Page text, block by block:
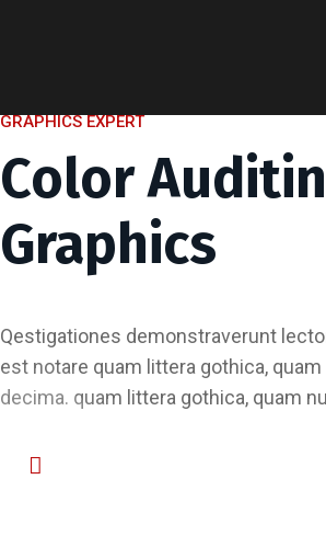
GRAPHICS EXPERT
Color
Graphics
Qestigationes demonstraverunt
est notare quam littera gothica,
decima. quam littera gothica, quam